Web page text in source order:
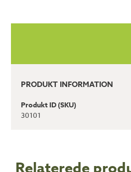
PRODUKT INFORMATION
Produkt ID (SKU)
30101
Relaterede